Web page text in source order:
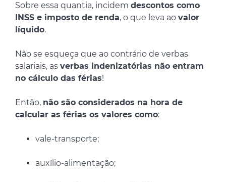
Sobre essa quantia, incidem descontos como
INSS e imposto de renda, o que leva ao valor
líquido.
Não se esqueça que ao contrário de verbas
salariais, as verbas indenizatórias não entram
no cálculo das férias!
Então, não são considerados na hora de
calcular as férias os valores como:
vale-transporte;
auxílio-alimentação;